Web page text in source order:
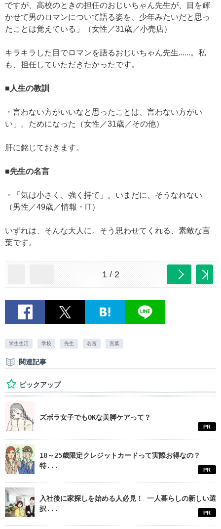
ですが、高校のときの担任のおじいちゃん先生が、目を輝
かせて男のロマンについて語る姿を、少年みたいだと思っ
たことは覚えている」（女性／31歳／小売店）
キラキラした目でロマンを語るおじいちゃん先生......。私
も、担任していただきたかったです。
■人生の教訓
・言わない方がいいなと思ったことは、言わない方がい
い」。ためになった（女性／31歳／その他）
肝に銘じておきます。
■先生の名言
・「気は小さく、強く持て」。いまだに、そうなれない
（男性／49歳／情報・IT）
いずれは、そんな大人に。そう思わせてくれる、素敵な言
葉です。
1 / 2
学生生活 学校 先生 名言 言葉
関連記事
ピックアップ
ズボラ女子でもOKな美脚ケアって？
PR
18～25歳限定クレジットカードって実際お得なの？
特...
PR
入社後に家探しを始める人必見！ 一人暮らしの新しい選
択...
PR